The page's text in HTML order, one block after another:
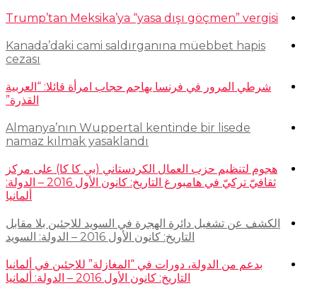
Trump’tan Meksika’ya “yasa dışı göçmen” vergisi
Kanada’daki cami saldırganına müebbet hapis
cezası
شرطي المرور في فرنسا يهاجم حجاب امرأة قائلا: “العربية
القذرة”
Almanya’nın Wuppertal kentinde bir lisede
namaz kılmak yasaklandı
هجوم لتنظيم حزب العمال الكردستاني (بي كا كا) على مركز
ثقافيّ تركيّ في هامبورغ التاريخ: كانون الأول 2016 – الدولة:
ألمانيا
الكشف عن تشغيل دائرة الهجرة في السويد للاجئين بلا مقابل
التاريخ: كانون الأول 2016 – الدولة: السويد
بدعم من الدولة، دورات في “المغازلة” للاجئين في ألمانيا
التاريخ: كانون الأول 2016 – الدولة: ألمانيا